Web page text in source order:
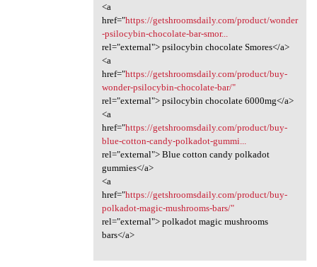
<a
href="https://getshroomsdaily.com/product/wonder
-psilocybin-chocolate-bar-smor...
rel="external"> psilocybin chocolate Smores</a>
<a
href="https://getshroomsdaily.com/product/buy-
wonder-psilocybin-chocolate-bar/"
rel="external"> psilocybin chocolate 6000mg</a>
<a
href="https://getshroomsdaily.com/product/buy-
blue-cotton-candy-polkadot-gummi...
rel="external"> Blue cotton candy polkadot
gummies</a>
<a
href="https://getshroomsdaily.com/product/buy-
polkadot-magic-mushrooms-bars/"
rel="external"> polkadot magic mushrooms
bars</a>